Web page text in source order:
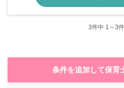
3件中 1～3
条件を追加して保育